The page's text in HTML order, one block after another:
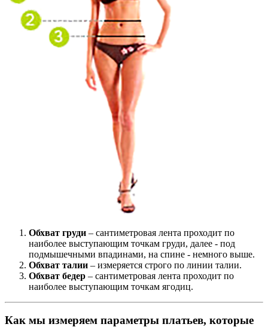
Обхват груди – сантиметровая лента проходит по
наиболее выступающим точкам груди, далее - под
подмышечными впадинами, на спине - немного выше.
Обхват талии – измеряется строго по линии талии.
Обхват бедер – сантиметровая лента проходит по
наиболее выступающим точкам ягодиц.
Как мы измеряем параметры платьев, которые